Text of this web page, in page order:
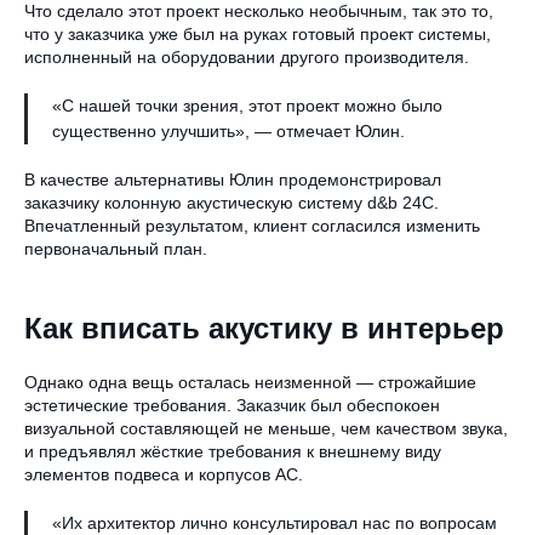
Что сделало этот проект несколько необычным, так это то,
что у заказчика уже был на руках готовый проект системы,
исполненный на оборудовании другого производителя.
«С нашей точки зрения, этот проект можно было
существенно улучшить», — отмечает Юлин.
В качестве альтернативы Юлин продемонстрировал
заказчику колонную акустическую систему d&b 24C.
Впечатленный результатом, клиент согласился изменить
первоначальный план.
Как вписать акустику в интерьер
Однако одна вещь осталась неизменной — строжайшие
эстетические требования. Заказчик был обеспокоен
визуальной составляющей не меньше, чем качеством звука,
и предъявлял жёсткие требования к внешнему виду
элементов подвеса и корпусов АС.
«Их архитектор лично консультировал нас по вопросам